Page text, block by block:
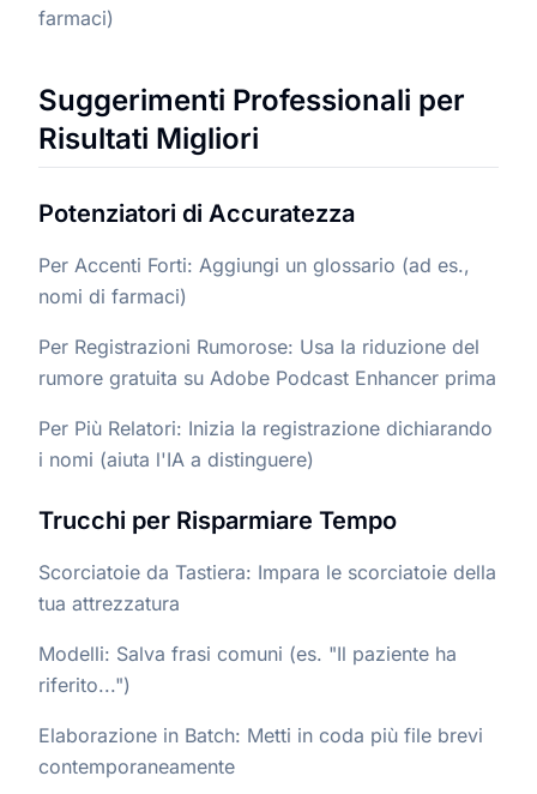
farmaci)
Suggerimenti Professionali per
Risultati Migliori
Potenziatori di Accuratezza
Per Accenti Forti: Aggiungi un glossario (ad es.,
nomi di farmaci)
Per Registrazioni Rumorose: Usa la riduzione del
rumore gratuita su Adobe Podcast Enhancer prima
Per Più Relatori: Inizia la registrazione dichiarando
i nomi (aiuta l'IA a distinguere)
Trucchi per Risparmiare Tempo
Scorciatoie da Tastiera: Impara le scorciatoie della
tua attrezzatura
Modelli: Salva frasi comuni (es. "Il paziente ha
riferito...")
Elaborazione in Batch: Metti in coda più file brevi
contemporaneamente